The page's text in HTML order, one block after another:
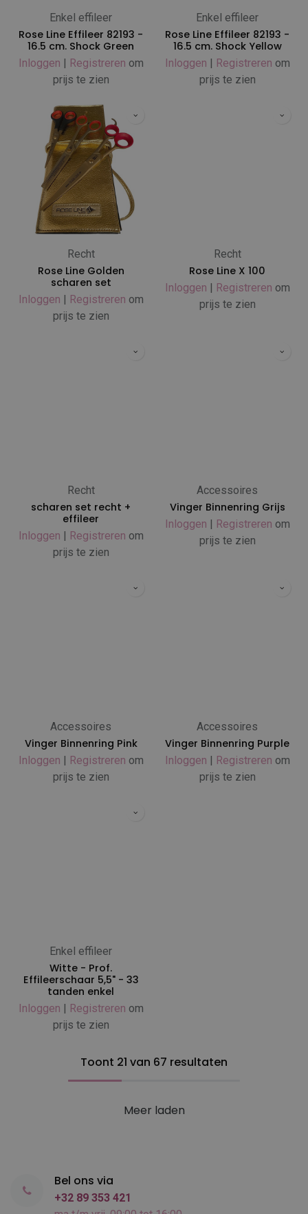
Enkel effileer
Rose Line Effileer 82193 -
16.5 cm. Shock Green
Inloggen | Registreren om
prijs te zien
Enkel effileer
Rose Line Effileer 82193 -
16.5 cm. Shock Yellow
Inloggen | Registreren om
prijs te zien
Recht
Rose Line Golden
scharen set
Inloggen | Registreren om
prijs te zien
Recht
Rose Line X 100
Inloggen | Registreren om
prijs te zien
Recht
scharen set recht +
effileer
Inloggen | Registreren om
prijs te zien
Accessoires
Vinger Binnenring Grijs
Inloggen | Registreren om
prijs te zien
Accessoires
Vinger Binnenring Pink
Inloggen | Registreren om
prijs te zien
Accessoires
Vinger Binnenring Purple
Inloggen | Registreren om
prijs te zien
Enkel effileer
Witte - Prof.
Effileerschaar 5,5" - 33
tanden enkel
Inloggen | Registreren om
prijs te zien
Toont 21 van 67 resultaten
Meer laden
Bel ons via
+32 89 353 421